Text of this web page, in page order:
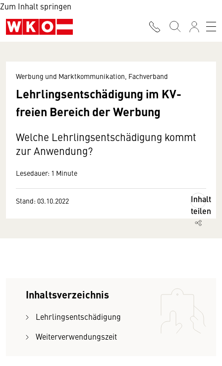
Zum Inhalt springen
Werbung und Marktkommunikation, Fachverband
Lehrlingsentschädigung im KV-
freien Bereich der Werbung
Welche Lehrlingsentschädigung kommt
zur Anwendung?
Lesedauer: 1 Minute
Stand: 03.10.2022
Inhalt
teilen
Inhaltsverzeichnis
Lehrlingsentschädigung
Weiterverwendungszeit